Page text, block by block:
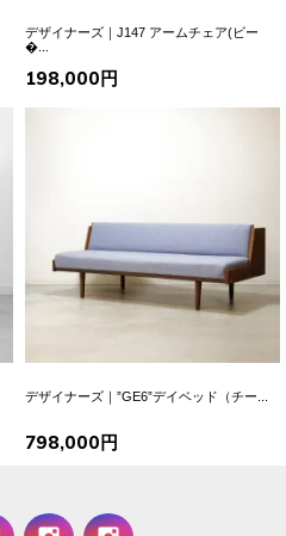
デザイナーズ｜J147 アームチェア(ビー
�...
198,000円
デザイナーズ｜”GE6”デイベッド（チー...
798,000円